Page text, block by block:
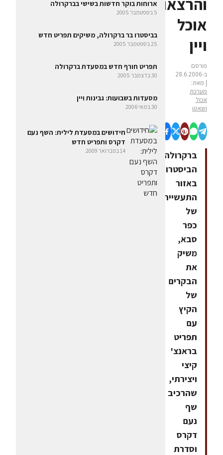
אוכל
ויין
פורסם
ב-28.6.2006
| מאת:
מערכת
אכול
ושאטו
ברקרולה,
הביסטרו
באזור
התעשייה
של
כפר
סבא,
משיק
את
הבקרים
של
הקיץ
עם
תפריט
בראנצ'
קיצי
ויצירתי,
שהרכיב
שף
נעם
דקרס
וסדרת
ארוחות בוקר חדשות בשישי בברקרולה
5 בספטמבר 2005
בביסטרו בר ברקרולה, משיקים תפריט חדש
25 בספטמבר 2005
תפריט חורף חדש במסעדת ברקרולה
30 בדצמבר 2005
מסעדות בשבועות: גבינות ויין
30 במאי 2006
חידושים במסעדת לילית: השף נעם
דקרס ותפריט חדש
14 בפברואר 2009